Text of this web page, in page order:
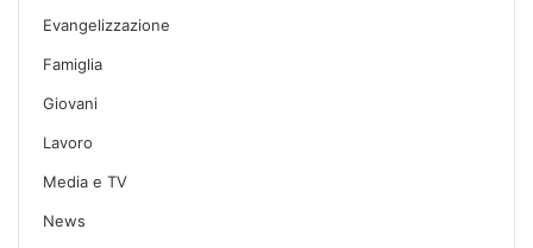
Evangelizzazione
Famiglia
Giovani
Lavoro
Media e TV
News